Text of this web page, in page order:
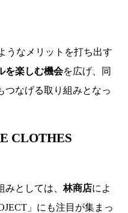
うなメリットを打ち出す
を楽しむ機会を広げ、同
つなげる取り組みとなっ
CLOTHES
みとしては、林商店によ
」にも注目が集まっ